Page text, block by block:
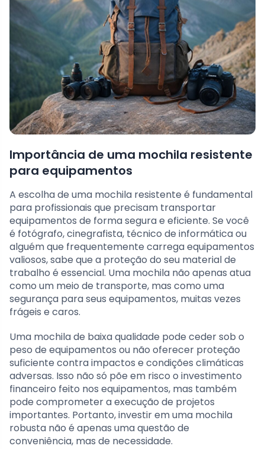
Importância de uma mochila resistente
para equipamentos
A escolha de uma mochila resistente é fundamental
para profissionais que precisam transportar
equipamentos de forma segura e eficiente. Se você
é fotógrafo, cinegrafista, técnico de informática ou
alguém que frequentemente carrega equipamentos
valiosos, sabe que a proteção do seu material de
trabalho é essencial. Uma mochila não apenas atua
como um meio de transporte, mas como uma
segurança para seus equipamentos, muitas vezes
frágeis e caros.
Uma mochila de baixa qualidade pode ceder sob o
peso de equipamentos ou não oferecer proteção
suficiente contra impactos e condições climáticas
adversas. Isso não só põe em risco o investimento
financeiro feito nos equipamentos, mas também
pode comprometer a execução de projetos
importantes. Portanto, investir em uma mochila
robusta não é apenas uma questão de
conveniência, mas de necessidade.